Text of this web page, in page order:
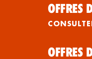
OFFRES
OFFRES